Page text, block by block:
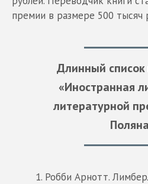
премии в размере 500 тысяч
Длинный
«Иностранная
литературной
1. Робби Арнотт.